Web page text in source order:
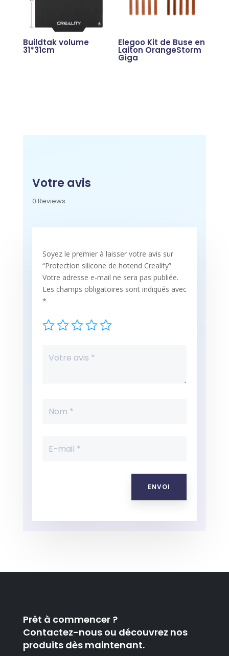
Buildtak volume
31*31cm
Elegoo Kit de Buse en
Laiton OrangeStorm
Giga
Votre avis
0 Reviews
Soyez le premier à laisser votre avis sur
“Protection silicone de hotend Creality”
Votre adresse e-mail ne sera pas publiée.
Les champs obligatoires sont indiqués avec
*
ENVOI
Prêt à commencer ?
Contactez-nous ou découvrez nos
produits dès maintenant.